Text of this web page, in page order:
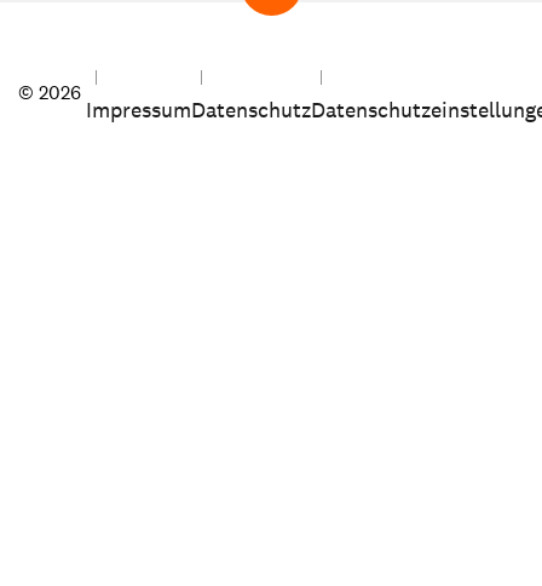
© 2026
ImpressumDatenschutz